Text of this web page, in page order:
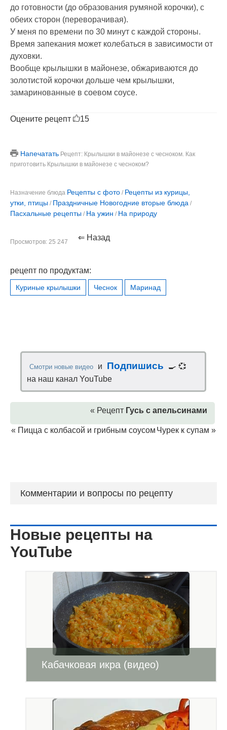
до готовности (до образования румяной корочки), с
обеих сторон (переворачивая).
У меня по времени по 30 минут с каждой стороны.
Время запекания может колебаться в зависимости от
духовки.
Вообще крылышки в майонезе, обжариваются до
золотистой корочки дольше чем крылышки,
замаринованные в соевом соусе.
Оцените рецепт 15
Напечатать Рецепт: Крылышки в майонезе с чесноком. Как
приготовить Крылышки в майонезе с чесноком?
Назначение блюда Рецепты с фото / Рецепты из курицы,
утки, птицы / Праздничные Новогодние вторые блюда /
Пасхальные рецепты / На ужин / На природу
Просмотров: 25 247 ⇐ Назад
рецепт по продуктам:
Куриные крылышки Чеснок Маринад
Смотри новые видео и Подпишись
🍳 💞
на наш канал YouTube
« Рецепт Гусь с апельсинами
« Пицца с колбасой и грибным соусом Чурек к супам »
Комментарии и вопросы по рецепту
Новые рецепты на
YouTube
Кабачковая икра (видео)